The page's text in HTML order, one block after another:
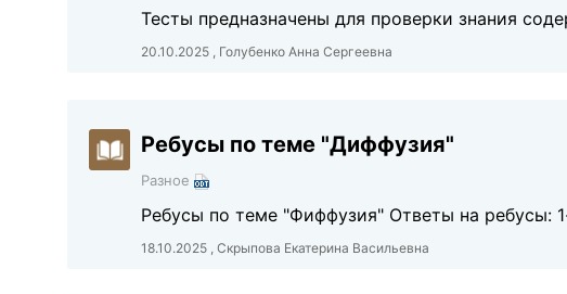
Тесты предназначены для проверки знания
20.10.2025 , Голубенко Анна Сергеевна
Ребусы по теме "Диффузия"
Разное
Ребусы по теме "Фиффузия" Ответы на ребусы:
18.10.2025 , Скрыпова Екатерина Васильевна